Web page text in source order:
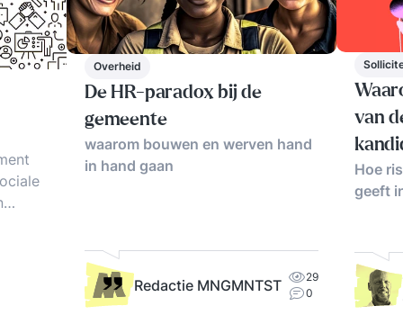
Overheid
De HR-paradox bij de
gemeente
waarom bouwen en werven hand
in hand gaan
Redactie MNGMNTST
29
0
van
Hoe
geeft